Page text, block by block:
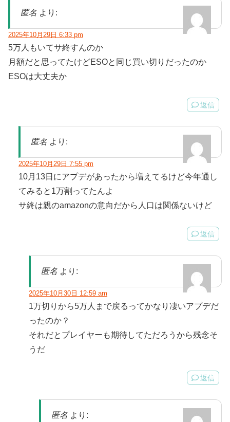
匿名 より:
2025年10月29日 6:33 pm
5万人もいてサ終すんのか
月額だと思ってたけどESOと同じ買い切りだったのか
ESOは大丈夫か
返信
匿名 より:
2025年10月29日 7:55 pm
10月13日にアプデがあったから増えてるけど今年通し
てみると1万割ってたんよ
サ終は親のamazonの意向だから人口は関係ないけど
返信
匿名 より:
2025年10月30日 12:59 am
1万切りから5万人まで戻るってかなり凄いアプデだ
ったのか？
それだとプレイヤーも期待してただろうから残念そ
うだ
返信
匿名 より: